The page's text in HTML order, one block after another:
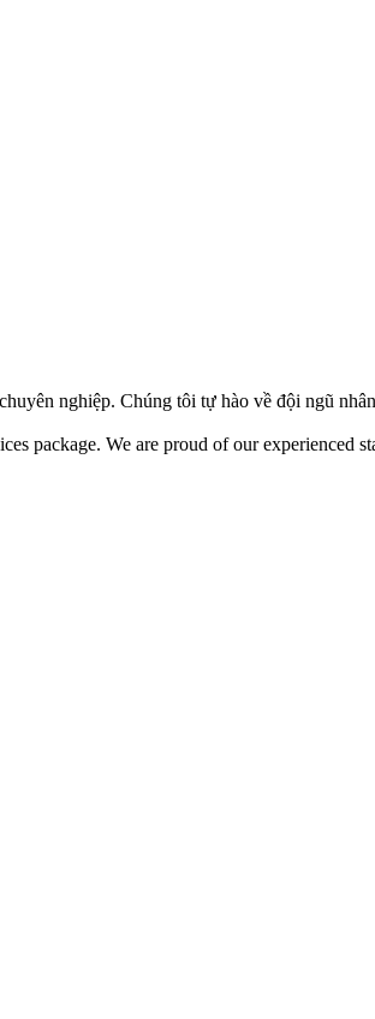
nghiệp. Chúng tôi tự hào về đội ngũ
package. We are proud of our experienced